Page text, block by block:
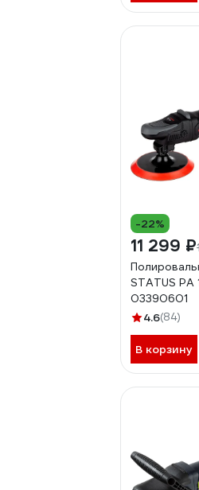
-22%
11 299 ₽
STATUS PA
03390601
4.6(84)
В корзину